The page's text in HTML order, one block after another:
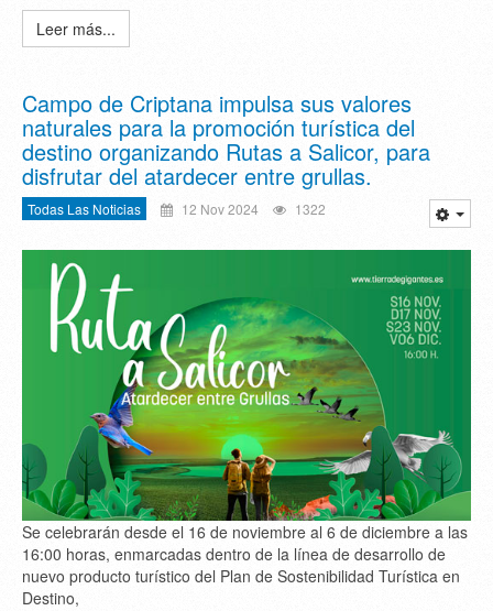
Leer más...
Campo de Criptana impulsa sus valores
naturales para la promoción turística del
destino organizando Rutas a Salicor, para
disfrutar del atardecer entre grullas.
Todas Las Noticias 12 Nov 2024 1322
Se celebrarán desde el 16 de noviembre al 6 de diciembre a las
16:00 horas, enmarcadas dentro de la línea de desarrollo de
nuevo producto turístico del Plan de Sostenibilidad Turística en
Destino,